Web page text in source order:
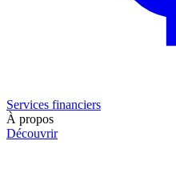
Services financiers
À propos
Découvrir